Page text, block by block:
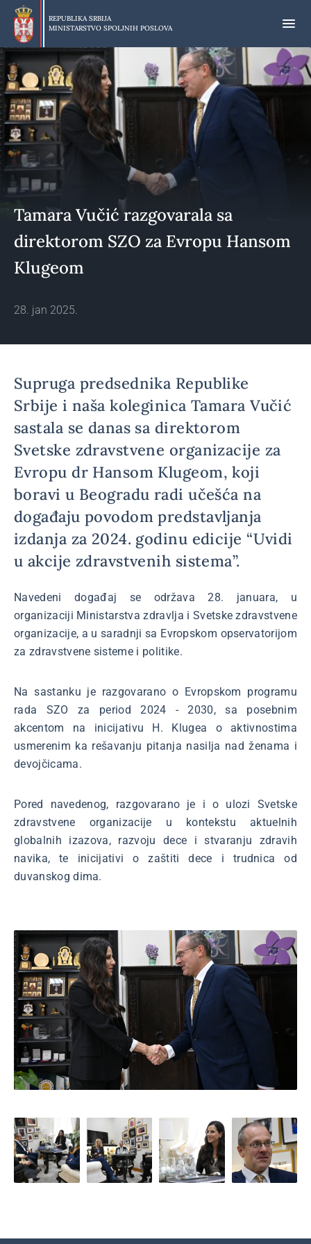
Preskoči
glavni
deo
sadržaja
REPUBLIKA SRBIJA
MINISTARSTVO SPOLJNIH POSLOVA
Tamara Vučić razgovarala sa
direktorom SZO za Evropu Hansom
Klugeom
28. jan 2025.
Supruga predsednika Republike
Srbije i naša koleginica Tamara Vučić
sastala se danas sa direktorom
Svetske zdravstvene organizacije za
Evropu dr Hansom Klugeom, koji
boravi u Beogradu radi učešća na
događaju povodom predstavljanja
izdanja za 2024. godinu edicije “Uvidi
u akcije zdravstvenih sistema”.
Navedeni događaj se održava 28. januara, u
organizaciji Ministarstva zdravlja i Svetske zdravstvene
organizacije, a u saradnji sa Evropskom opservatorijom
za zdravstvene sisteme i politike.
Na sastanku je razgovarano o Evropskom programu
rada SZO za period 2024 - 2030, sa posebnim
akcentom na inicijativu H. Klugea o aktivnostima
usmerenim ka rešavanju pitanja nasilja nad ženama i
devojčicama.
Pored navedenog, razgovarano je i o ulozi Svetske
zdravstvene organizacije u kontekstu aktuelnih
globalnih izazova, razvoju dece i stvaranju zdravih
navika, te inicijativi o zaštiti dece i trudnica od
duvanskog dima.